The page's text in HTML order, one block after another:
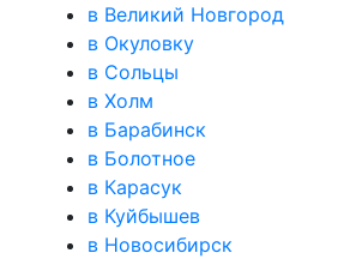
в Великий Новгород
в Окуловку
в Сольцы
в Холм
в Барабинск
в Болотное
в Карасук
в Куйбышев
в Новосибирск